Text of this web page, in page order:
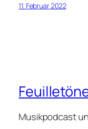
11. Februar 2022
Musikpodcast